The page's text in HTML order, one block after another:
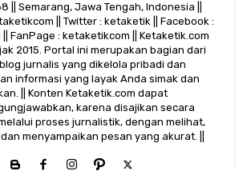
|| Semarang, Jawa Tengah, Indonesia ||
|| Twitter : ketaketik || Facebook :
FanPage : ketaketikcom || Ketaketik.com
2015. Portal ini merupakan bagian dari
jurnalis yang dikelola pribadi dan
informasi yang layak Anda simak dan
|| Konten Ketaketik.com dapat
karena disajikan secara
proses jurnalistik, dengan melihat,
menyampaikan pesan yang akurat. ||